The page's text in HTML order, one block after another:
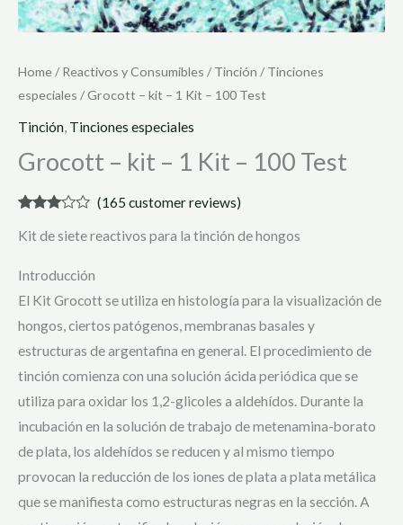
Home/Reactivos y Consumibles /Tinción /Tinciones
especiales / Grocott – kit – 1 Kit – 100 Test
Tinción Tinciones especiales
Grocott – kit – 1 Kit – 100 Test
2.95
on
ratings
(165 customer reviews)
Kit de siete reactivos para la tinción de hongos
Introducción
El Kit Grocott se utiliza en histología para la visualización de
hongos, ciertos patógenos, membranas basales y
estructuras de argentafina en general. El procedimiento de
tinción comienza con una solución ácida periódica que se
utiliza para oxidar los 1,2-glicoles a aldehídos. Durante la
incubación en la solución de trabajo de metenamina-borato
de plata, los aldehídos se reducen y al mismo tiempo
provocan la reducción de los iones de plata a plata metálica
que se manifiesta como estructuras negras en la sección. A